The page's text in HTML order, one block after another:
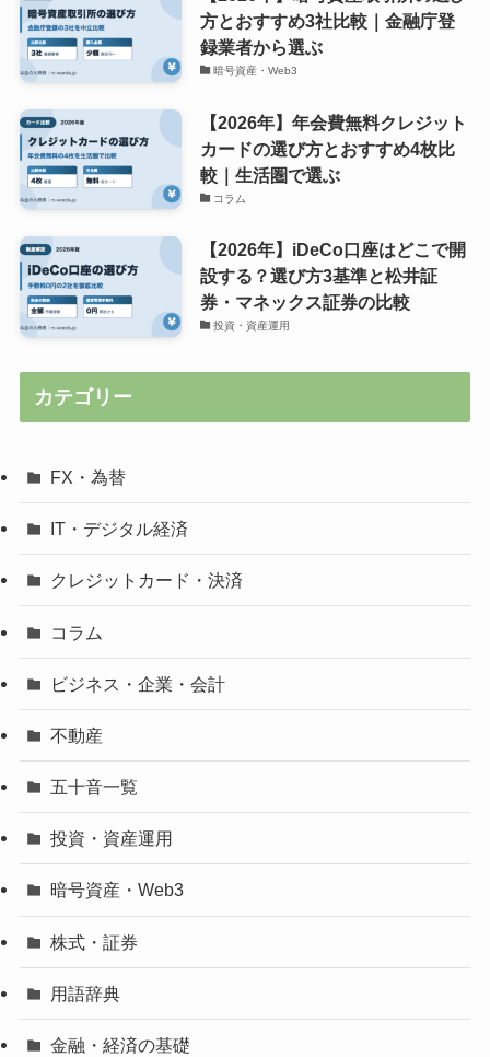
方とおすすめ3社比較｜金融庁登
録業者から選ぶ
暗号資産・Web3
【2026年】年会費無料クレジット
カードの選び方とおすすめ4枚比
較｜生活圏で選ぶ
コラム
【2026年】iDeCo口座はどこで開
設する？選び方3基準と松井証
券・マネックス証券の比較
投資・資産運用
カテゴリー
FX・為替
IT・デジタル経済
クレジットカード・決済
コラム
ビジネス・企業・会計
不動産
五十音一覧
投資・資産運用
暗号資産・Web3
株式・証券
用語辞典
金融・経済の基礎